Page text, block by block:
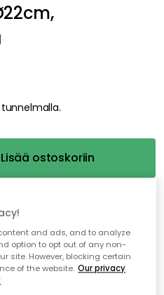
Lisää ostoskoriin
ajan
and ads, and to analyze
option to opt out of any non-
site. However, blocking certain
of the website. Our privacy